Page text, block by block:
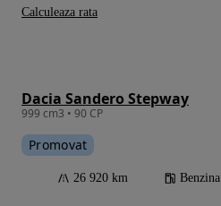
Dacia Sandero Stepway
999 cm3 • 90 CP
Promovat
26 920 km Benzina
Calculeaza rata